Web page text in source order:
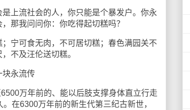
上流社会的人，你只能是个暴发户。你永
那我问问你：你吃得起切糕吗？
宁可食无肉，不可居切糕；春色满园关不
不及汪伦送切糕。
永流传
万年前的、能以后肢支撑身体直立行走
在6300万年前的新生代第三纪古新世，